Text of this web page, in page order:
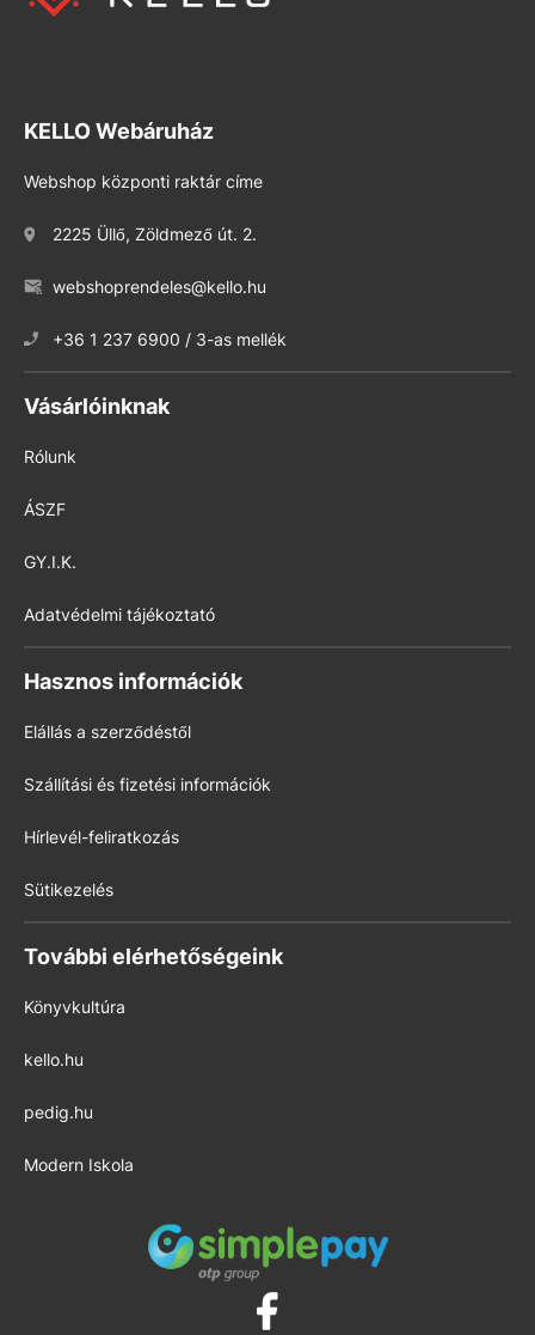
KELLO Webáruház
Webshop központi raktár címe
2225 Üllő, Zöldmező út. 2.
webshoprendeles@kello.hu
+36 1 237 6900 / 3-as mellék
Vásárlóinknak
Rólunk
ÁSZF
GY.I.K.
Adatvédelmi tájékoztató
Hasznos információk
Elállás a szerződéstől
Szállítási és fizetési információk
Hírlevél-feliratkozás
Sütikezelés
További elérhetőségeink
Könyvkultúra
kello.hu
pedig.hu
Modern Iskola